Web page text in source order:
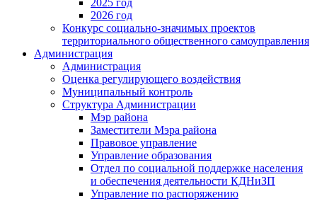
2026 год
Конкурс социально-значимых проектов
территориального общественного самоуправления
Администрация
Администрация
Оценка регулирующего воздействия
Муниципальный контроль
Структура Администрации
Мэр района
Заместители Мэра района
Правовое управление
Управление образования
Отдел по социальной поддержке населения
и обеспечения деятельности КДНиЗП
Управление по распоряжению